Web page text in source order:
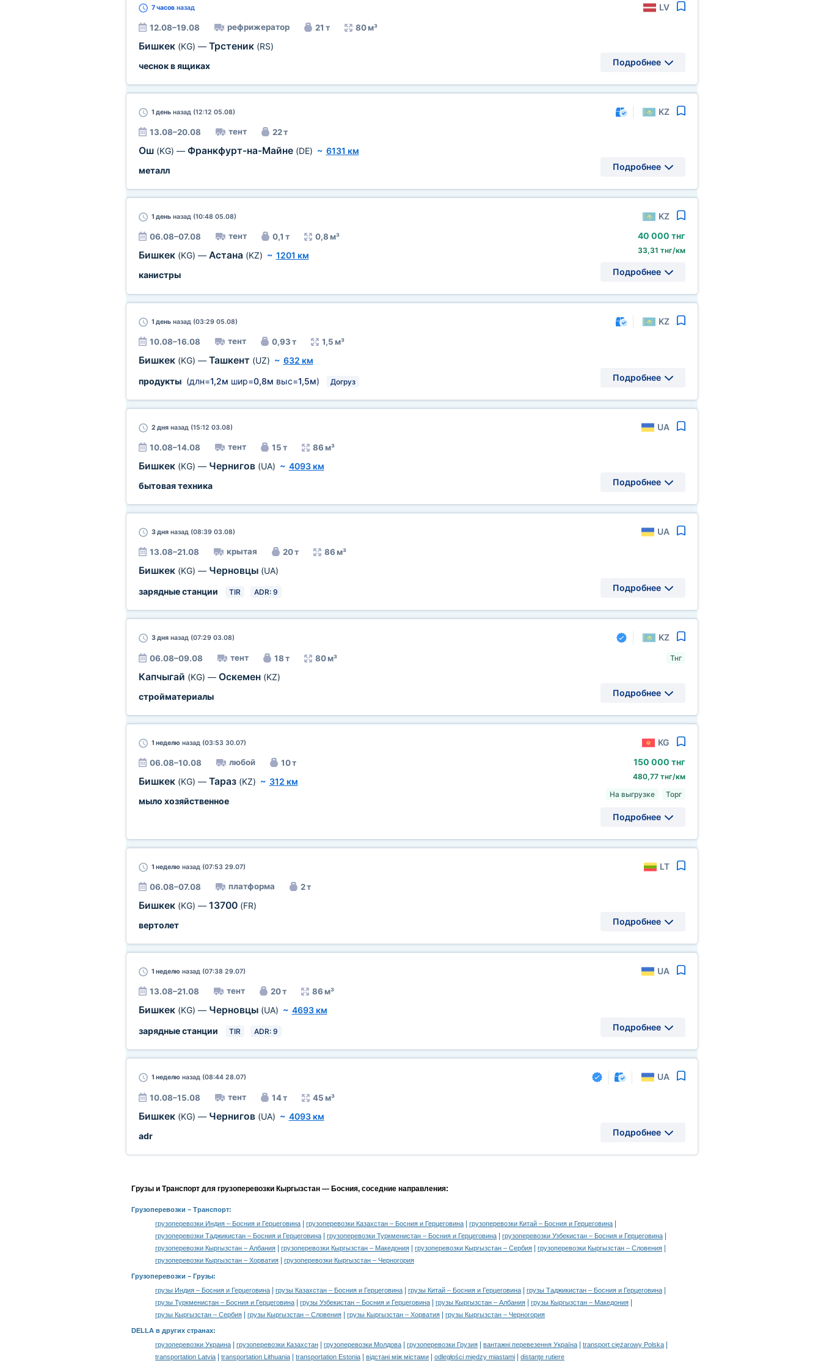
7 часовназад LV
12.08–19.08 рефрижератор 21 т 80 м³
Бишкек (KG) — Трстеник (RS)
чеснок в ящиках
Подробнее
1 деньназад (12:12 05.08) KZ
13.08–20.08 тент 22 т
Ош (KG) — Франкфурт-на-Майне (DE) ~ 6131 км
металл
Подробнее
1 деньназад (10:48 05.08) KZ
06.08–07.08 тент 0,1 т 0,8 м³
Бишкек (KG) — Астана (KZ) ~ 1201 км
канистры
40 000 тнг
33,31 тнг/км
Подробнее
1 деньназад (03:29 05.08) KZ
10.08–16.08 тент 0,93 т 1,5 м³
Бишкек (KG) — Ташкент (UZ) ~ 632 км
продукты(длн=1,2м шир=0,8м выс=1,5м) Догруз Подробнее
2 дняназад (15:12 03.08) UA
10.08–14.08 тент 15 т 86 м³
Бишкек (KG) — Чернигов (UA) ~ 4093 км
бытовая техника
Подробнее
3 дняназад (08:39 03.08) UA
13.08–21.08 крытая 20 т 86 м³
Бишкек (KG) — Черновцы (UA)
зарядные станции
TIR ADR: 9 Подробнее
3 дняназад (07:29 03.08) KZ
06.08–09.08 тент 18 т 80 м³
Капчыгай (KG) — Оскемен (KZ)
стройматериалы
Тнг
Подробнее
1 неделюназад (03:53 30.07) KG
06.08–10.08 любой 10 т
Бишкек (KG) — Тараз (KZ) ~ 312 км
мыло хозяйственное
150 000 тнг
480,77 тнг/км
На выгрузке
Торг
Подробнее
1 неделюназад (07:53 29.07) LT
06.08–07.08 платформа 2 т
Бишкек (KG) — 13700 (FR)
вертолет
Подробнее
1 неделюназад (07:38 29.07) UA
13.08–21.08 тент 20 т 86 м³
Бишкек (KG) — Черновцы (UA) ~ 4693 км
зарядные станции
TIR ADR: 9 Подробнее
1 неделюназад (08:44 28.07) UA
10.08–15.08 тент 14 т 45 м³
Бишкек (KG) — Чернигов (UA) ~ 4093 км
adr
Подробнее
Грузы и Транспорт для грузоперевозки Кыргызстан — Босния, соседние направления:
Грузоперевозки – Транспорт:
грузоперевозки Индия – Босния и Герцеговина
грузоперевозки Казахстан – Босния и Герцеговина грузоперевозки Китай – Босния и Герцеговина
грузоперевозки Таджикистан – Босния и Герцеговина грузоперевозки Туркменистан – Босния и Герцеговина грузоперевозки Узбекистан – Босния и Герцеговина
грузоперевозки Кыргызстан – Албания грузоперевозки Кыргызстан – Македония грузоперевозки Кыргызстан – Сербия грузоперевозки Кыргызстан – Словения
грузоперевозки Кыргызстан – Хорватия грузоперевозки Кыргызстан – Черногория
Грузоперевозки – Грузы:
грузы Индия – Босния и Герцеговина
грузы Казахстан – Босния и Герцеговина грузы Китай – Босния и Герцеговина грузы Таджикистан – Босния и Герцеговина
грузы Туркменистан – Босния и Герцеговина грузы Узбекистан – Босния и Герцеговина грузы Кыргызстан – Албания грузы Кыргызстан – Македония
грузы Кыргызстан – Сербия грузы Кыргызстан – Словения грузы Кыргызстан – Хорватия грузы Кыргызстан – Черногория
DELLA в других странах:
грузоперевозки Украина
грузоперевозки Казахстан грузоперевозки Молдова грузоперевозки Грузия вантажні перевезення Україна transport ciężarowy Polska
transportation Latvia transportation Lithuania transportation Estonia відстані між містами odległości między miastami distanţe rutiere